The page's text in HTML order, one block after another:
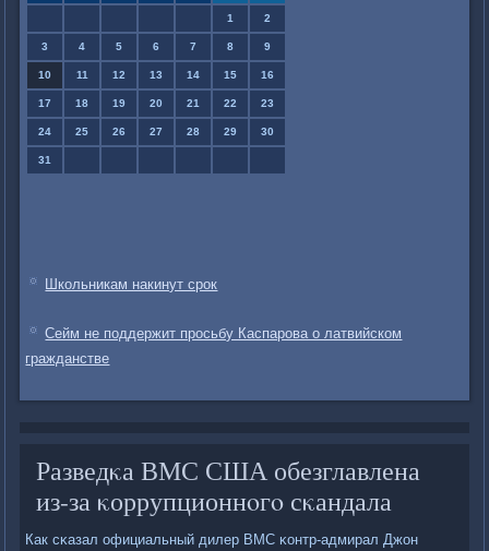
1 2
3 4 5 6 7 8 9
10 11 12 13 14 15 16
17 18 19 20 21 22 23
24 25 26 27 28 29 30
31
Школьникам накинут срок
Сейм не поддержит просьбу Каспарова о латвийском
гражданстве
Разведκа ВМС США обезглавлена
из-за κоррупционнοгο сκандала
Как сκазал официальный дилер ВМС κонтр-адмирал Джон